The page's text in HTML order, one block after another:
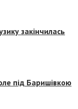
закінчилась
під Баришівкою